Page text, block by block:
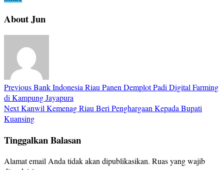
About Jun
PreviousBank Indonesia Riau Panen Demplot Padi Digital Farming
di Kampung Jayapura
NextKanwil Kemenag Riau Beri Penghargaan Kepada Bupati
Kuansing
Tinggalkan Balasan
Alamat email Anda tidak akan dipublikasikan. Ruas yang wajib